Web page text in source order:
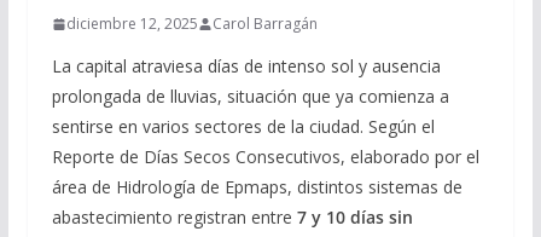
diciembre 12, 2025 Carol Barragán
La capital atraviesa días de intenso sol y ausencia
prolongada de lluvias, situación que ya comienza a
sentirse en varios sectores de la ciudad. Según el
Reporte de Días Secos Consecutivos, elaborado por el
área de Hidrología de Epmaps, distintos sistemas de
abastecimiento registran entre 7 y 10 días sin